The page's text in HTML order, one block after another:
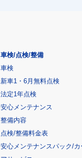
車検/点検/整備
車検
新車1・6月無料点検
法定1年点検
安心メンテナンス
整備内容
点検/整備料金表
安心メンテナンスパック/カ